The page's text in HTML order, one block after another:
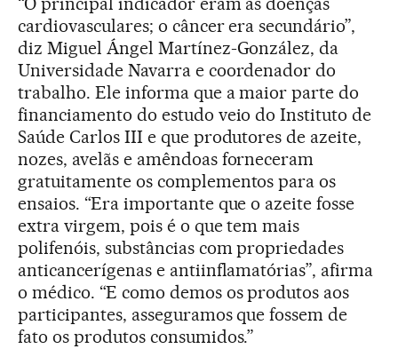
cardiovasculares; o câncer era secundário”,
diz Miguel Ángel Martínez-González, da
Universidade Navarra e coordenador do
trabalho. Ele informa que a maior parte do
financiamento do estudo veio do Instituto de
Saúde Carlos III e que produtores de azeite,
nozes, avelãs e amêndoas forneceram
gratuitamente os complementos para os
ensaios. “Era importante que o azeite fosse
extra virgem, pois é o que tem mais
polifenóis, substâncias com propriedades
anticancerígenas e antiinflamatórias”, afirma
o médico. “E como demos os produtos aos
participantes, asseguramos que fossem de
fato os produtos consumidos.”